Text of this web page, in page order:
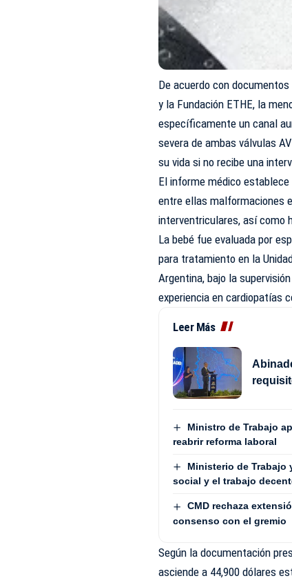
De acuerdo con
y la Fundación ETHE, la
específicamente un canal
severa de ambas válvulas
su vida si no recibe una
El informe médico
entre ellas malformaciones
interventriculares, así como
La bebé fue evaluada por
para tratamiento en la
Argentina, bajo la
experiencia en cardiopatías
Leer Más
Ministro de Trabajo
reabrir reforma laboral
Ministerio de Trabajo
social y el trabajo
CMD rechaza
consenso con el gremio
Según la documentación
asciende a 44,900 dólares